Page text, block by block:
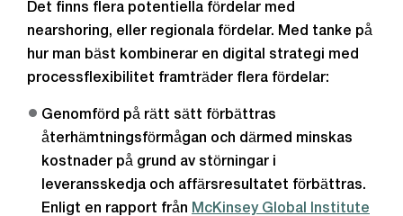
Det finns flera potentiella fördelar med
nearshoring, eller regionala fördelar. Med tanke på
hur man bäst kombinerar en digital strategi med
processflexibilitet framträder flera fördelar:
Genomförd på rätt sätt förbättras
återhämtningsförmågan och därmed minskas
kostnader på grund av störningar i
leveransskedja och affärsresultatet förbättras.
Enligt en rapport från McKinsey Global Institute